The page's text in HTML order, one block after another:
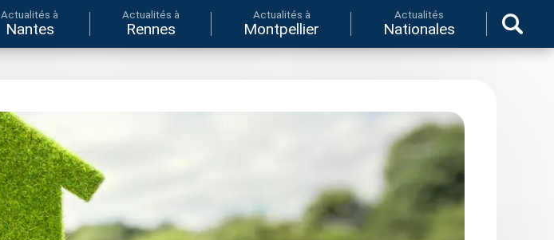
Actualités à
Nantes
Actualités à
Rennes
Actualités à
Montpellier
Actualités
Nationales